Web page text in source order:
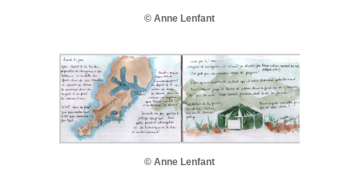
© Anne Lenfant
© Anne Lenfant